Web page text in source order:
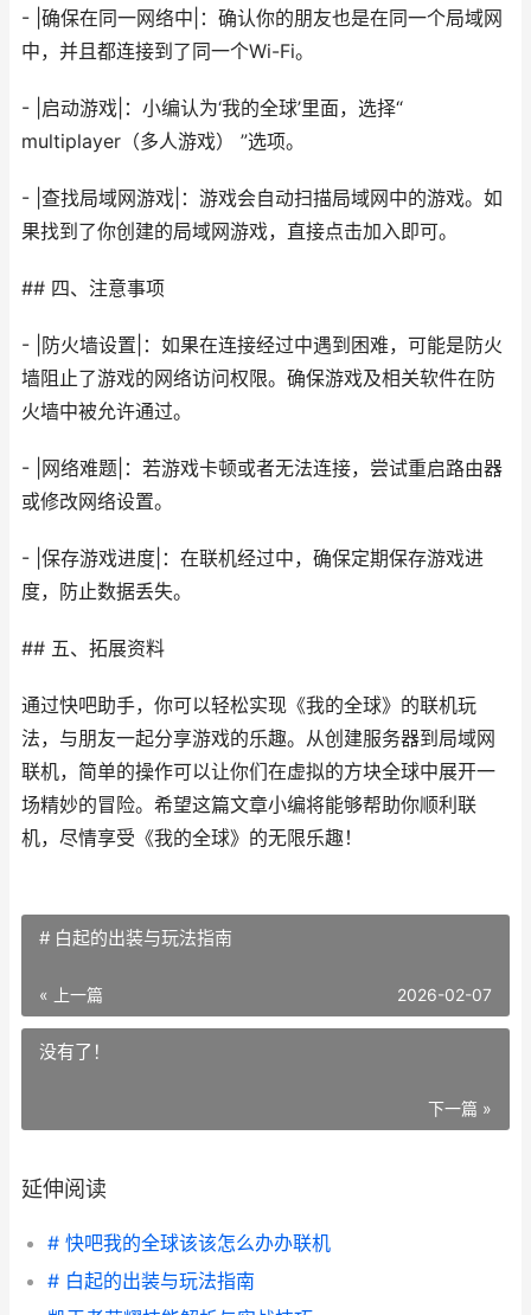
- |确保在同一网络中|：确认你的朋友也是在同一个局域网
中，并且都连接到了同一个Wi-Fi。
- |启动游戏|：小编认为‘我的全球’里面，选择“
multiplayer（多人游戏） ”选项。
- |查找局域网游戏|：游戏会自动扫描局域网中的游戏。如
果找到了你创建的局域网游戏，直接点击加入即可。
## 四、注意事项
- |防火墙设置|：如果在连接经过中遇到困难，可能是防火
墙阻止了游戏的网络访问权限。确保游戏及相关软件在防
火墙中被允许通过。
- |网络难题|：若游戏卡顿或者无法连接，尝试重启路由器
或修改网络设置。
- |保存游戏进度|：在联机经过中，确保定期保存游戏进
度，防止数据丢失。
## 五、拓展资料
通过快吧助手，你可以轻松实现《我的全球》的联机玩
法，与朋友一起分享游戏的乐趣。从创建服务器到局域网
联机，简单的操作可以让你们在虚拟的方块全球中展开一
场精妙的冒险。希望这篇文章小编将能够帮助你顺利联
机，尽情享受《我的全球》的无限乐趣！
# 白起的出装与玩法指南
« 上一篇 2026-02-07
没有了！
下一篇 »
延伸阅读
# 快吧我的全球该该怎么办办联机
# 白起的出装与玩法指南